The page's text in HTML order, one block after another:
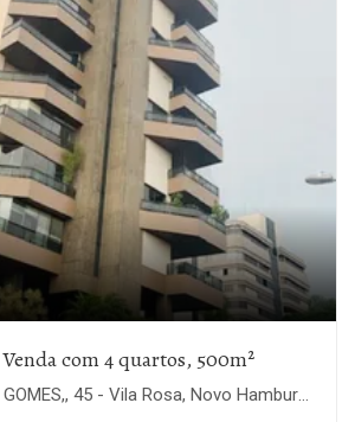
com 4 quartos, 500m²
45 - Vila Rosa, Novo Hamburgo-RS